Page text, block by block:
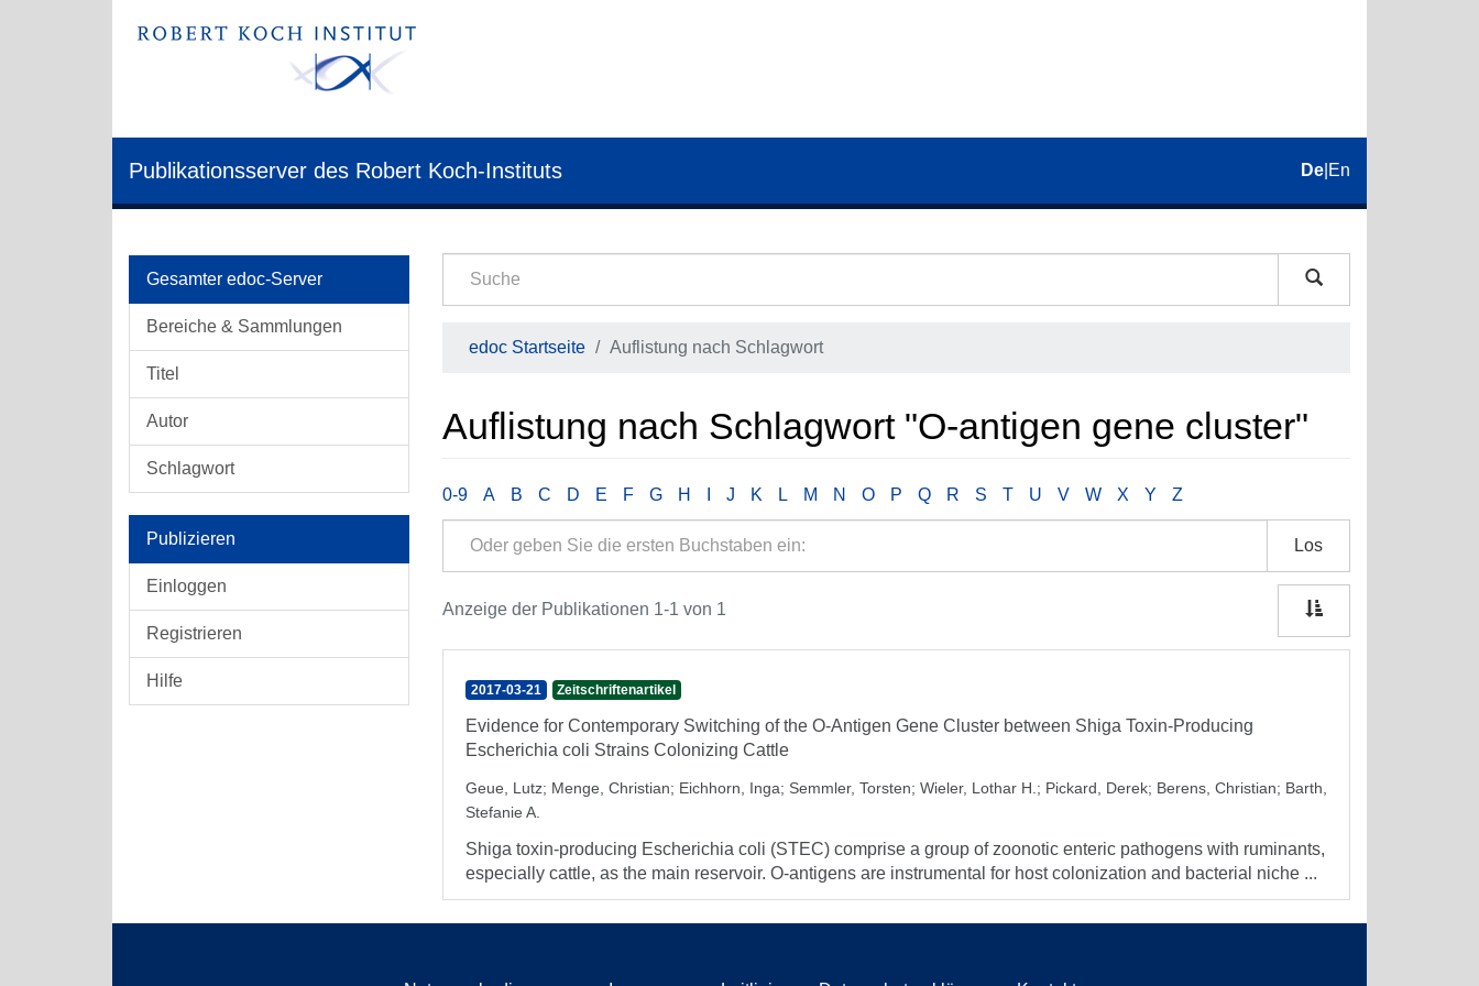
Publikationsserver des Robert Koch-Instituts De En
Gesamter edoc-Server
Bereiche & Sammlungen
Titel
Autor
Schlagwort
Publizieren
Einloggen
Registrieren
Hilfe
edoc Startseite Auflistung nach Schlagwort
Auflistung nach Schlagwort "O-antigen gene cluster"
0-9 A B C D E F G H J K L M N O P Q R S T U V W X Y Z
Los
Anzeige der Publikationen 1-1 von 1
2017-03-21 Zeitschriftenartikel
Evidence for Contemporary Switching of the O-Antigen Gene Cluster between Shiga Toxin-Producing
Escherichia coli Strains Colonizing Cattle
Geue, Lutz; Menge, Christian; Eichhorn, Inga; Semmler, Torsten; Wieler, Lothar H. ; Pickard, Derek; Berens, Christian; Barth,
Stefanie A.
Shiga toxin-producing Escherichia coli (STEC) comprise a group of zoonotic enteric pathogens with ruminants,
especially cattle, as the main reservoir. O-antigens are instrumental for host colonization and bacterial niche ...